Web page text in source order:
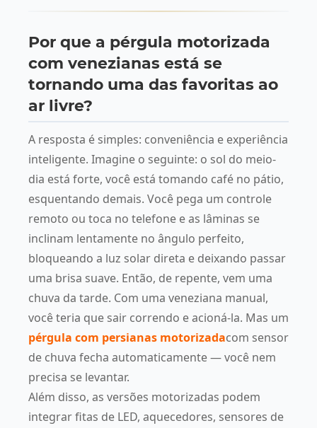
Por que a pérgula motorizada
com venezianas está se
tornando uma das favoritas ao
ar livre?
A resposta é simples: conveniência e experiência
inteligente. Imagine o seguinte: o sol do meio-
dia está forte, você está tomando café no pátio,
esquentando demais. Você pega um controle
remoto ou toca no telefone e as lâminas se
inclinam lentamente no ângulo perfeito,
bloqueando a luz solar direta e deixando passar
uma brisa suave. Então, de repente, vem uma
chuva da tarde. Com uma veneziana manual,
você teria que sair correndo e acioná-la. Mas um
pérgula com persianas motorizadacom sensor
de chuva fecha automaticamente — você nem
precisa se levantar.
Além disso, as versões motorizadas podem
integrar fitas de LED, aquecedores, sensores de